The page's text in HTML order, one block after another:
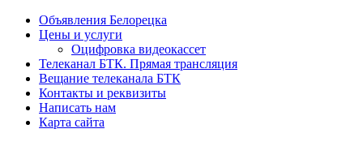
Объявления Белорецка
Цены и услуги
Оцифровка видеокассет
Телеканал БТК. Прямая трансляция
Вещание телеканала БТК
Контакты и реквизиты
Написать нам
Карта сайта